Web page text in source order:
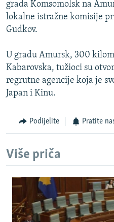
grada Komsomolsk na
lokalne istražne komisije
Gudkov.
U gradu Amursk, 300
Kabarovska, tužioci su
regrutne agencije koja je
Japan i Kinu.
Podijelite Pratite
Više priča